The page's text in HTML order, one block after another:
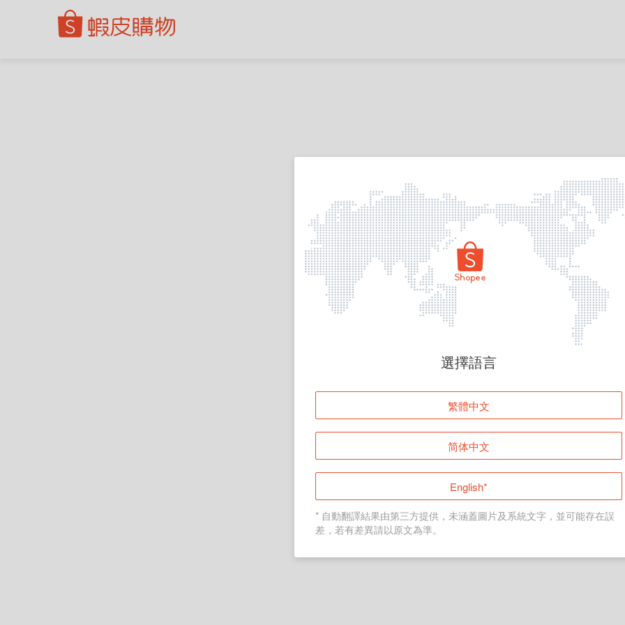
頁面無法顯示
登入
返回首頁
選擇語言
繁體中文
简体中文
English*
* 自動翻譯結果由第三方提供，未涵蓋圖片及系統文字，並可能存在誤
差，若有差異請以原文為準。